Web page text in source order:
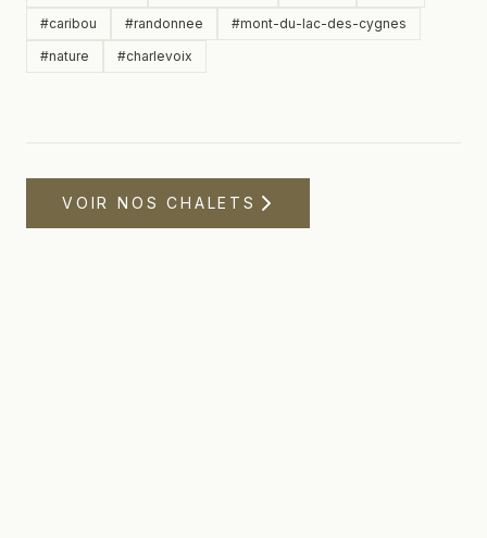
#caribou #randonnee #mont-du-lac-des-cygnes
#nature #charlevoix
VOIR NOS CHALETS